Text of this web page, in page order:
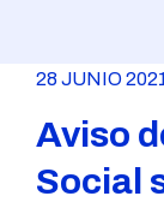
28 JUNIO
Aviso
Social